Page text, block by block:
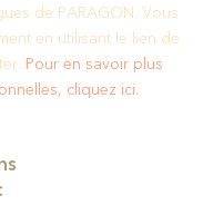
de PARAGON. Vous
en utilisant le lien de
Pour en savoir plus
cliquez ici.